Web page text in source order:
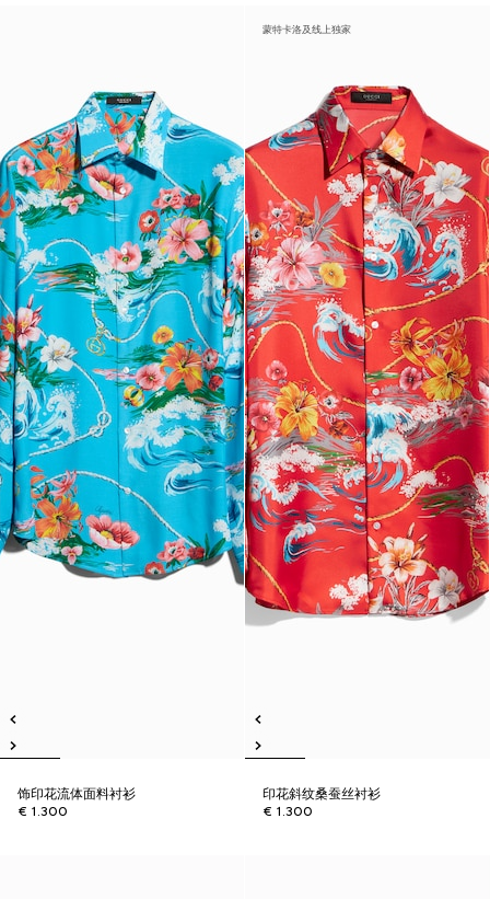
饰印花流体面料衬衫
€ 1.300
蒙特卡洛及线上独家
印花斜纹桑蚕丝衬衫
€ 1.300